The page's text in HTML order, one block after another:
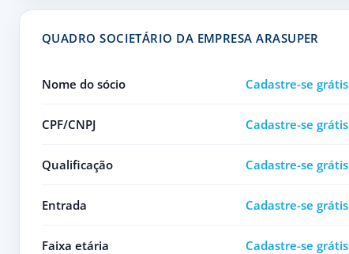
QUADRO SOCIETÁRIO DA EMPRESA ARASUPER
Nome do sócio Cadastre-se grátis
CPF/CNPJ Cadastre-se grátis
Qualificação Cadastre-se grátis
Entrada Cadastre-se grátis
Faixa etária Cadastre-se grátis